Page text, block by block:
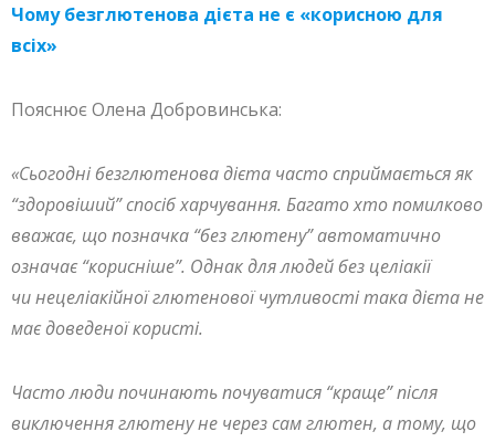
Чому безглютенова дієта не є «корисною для
всіх»
Пояснює Олена Добровинська:
«Сьогодні безглютенова дієта часто сприймається як
“здоровіший” спосіб харчування. Багато хто помилково
вважає, що позначка “без глютену” автоматично
означає “корисніше”. Однак для людей без целіакії
чи нецеліакійної глютенової чутливості така дієта не
має доведеної користі.
Часто люди починають почуватися “краще” після
виключення глютену не через сам глютен, а тому, що